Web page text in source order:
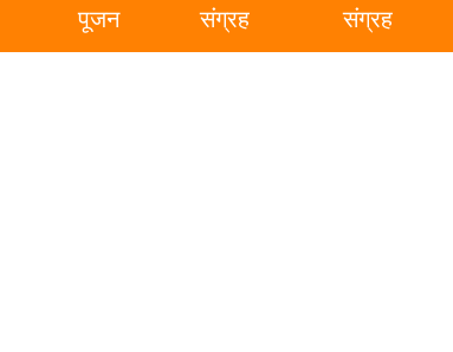
पूजन
संग्रह
संग्रह